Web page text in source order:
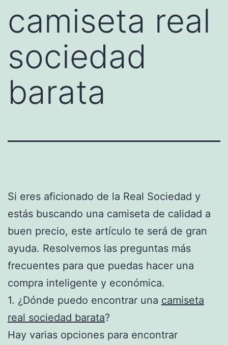
camiseta real
sociedad
barata
Si eres aficionado de la Real Sociedad y
estás buscando una camiseta de calidad a
buen precio, este artículo te será de gran
ayuda. Resolvemos las preguntas más
frecuentes para que puedas hacer una
compra inteligente y económica.
1. ¿Dónde puedo encontrar una camiseta
real sociedad barata?
Hay varias opciones para encontrar